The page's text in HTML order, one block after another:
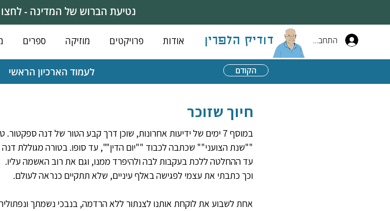
נטיעת הברוש של המדינה -
אודות פרויקטים מוזיקה ספרים דודיק הלפרין התחברות
לעמוד הארכיון הראשי הקודם
חיוך שזוכר
במוסף 7 ימים של ידיעות אחרונות, שוכן דרך קבע הטור של דנה
""שנת הצועני"" שכתבה לכבוד ""יום הדין"", עד סופו. בטורה מגוללת
עד ההחלטה ללכת בעקבות לבה ולהיפרד ממנו, וגם את רוב האשמה עליו.
וכך כתבתי את עצמי לפגישה באלף עיניים, שלא תתקיים כנראה לעולם.
אחת לשבוע את לוקחת אותנו לצנתור ללא הרדמה, בנבכי נשמתך